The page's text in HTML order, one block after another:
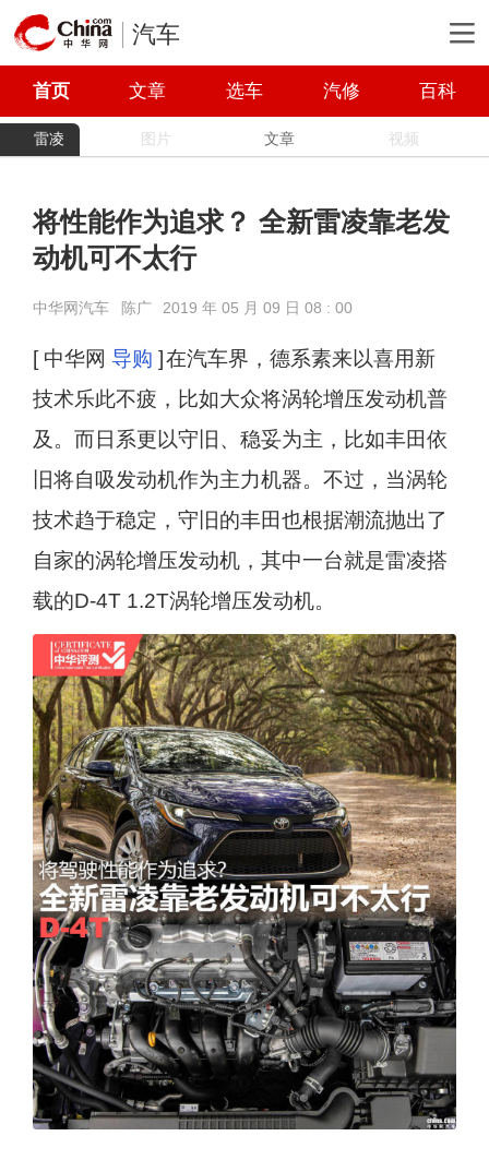
汽车
首页 文章 选车 汽修 百科
雷凌 图片 文章 视频
将性能作为追求？ 全新雷凌靠老发
动机可不太行
中华网汽车 陈广 2019 年 05 月 09 日 08 : 00
[ 中华网 导购 ] 在汽车界，德系素来以喜用新
技术乐此不疲，比如大众将涡轮增压发动机普
及。而日系更以守旧、稳妥为主，比如丰田依
旧将自吸发动机作为主力机器。不过，当涡轮
技术趋于稳定，守旧的丰田也根据潮流抛出了
自家的涡轮增压发动机，其中一台就是雷凌搭
载的D-4T 1.2T涡轮增压发动机。